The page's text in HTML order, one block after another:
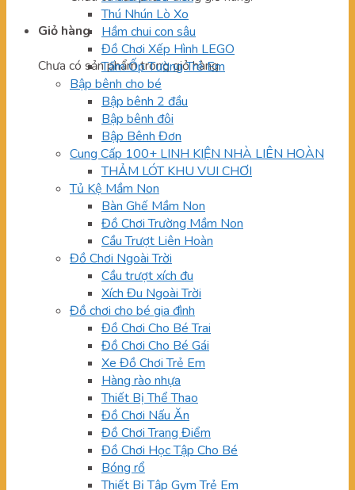
Giỏ hàng
Chưa có sản phẩm trong giỏ hàng.
Thú Nhún Lò Xo
Hầm chui con sâu
Đồ Chơi Xếp Hình LEGO
Tấm Ốp Tường Trẻ Em
Bập bênh cho bé
Bập bênh 2 đầu
Bập bênh đôi
Bập Bênh Đơn
Cung Cấp 100+ LINH KIỆN NHÀ LIÊN HOÀN
THẢM LÓT KHU VUI CHƠI
Tủ Kệ Mầm Non
Bàn Ghế Mầm Non
Đồ Chơi Trường Mầm Non
Cầu Trượt Liên Hoàn
Đồ Chơi Ngoài Trời
Cầu trượt xích đu
Xích Đu Ngoài Trời
Đồ chơi cho bé gia đình
Đồ Chơi Cho Bé Trai
Đồ Chơi Cho Bé Gái
Xe Đồ Chơi Trẻ Em
Hàng rào nhựa
Thiết Bị Thể Thao
Đồ Chơi Nấu Ăn
Đồ Chơi Trang Điểm
Đồ Chơi Học Tập Cho Bé
Bóng rổ
Thiết Bị Tập Gym Trẻ Em